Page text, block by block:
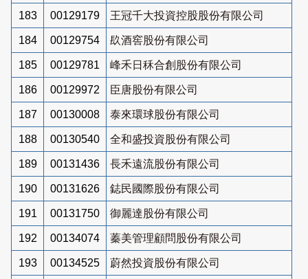
183 00129179 王冠千大投資控股股份有限公司
184 00129754 镹酒窖股份有限公司
185 00129781 峰禾日秝合創股份有限公司
186 00129972 臣唐股份有限公司
187 00130008 泰來環球股份有限公司
188 00130540 全和盛投資股份有限公司
189 00131436 長禾遠流股份有限公司
190 00131626 鋕民國際股份有限公司
191 00131750 御麗達股份有限公司
192 00134074 蓁美管理顧問股份有限公司
193 00134525 蔚然投資股份有限公司